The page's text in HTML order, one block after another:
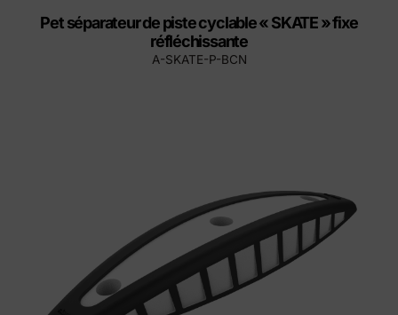
Pet séparateur de piste cyclable « SKATE » fixe
réfléchissante
A-SKATE-P-BCN